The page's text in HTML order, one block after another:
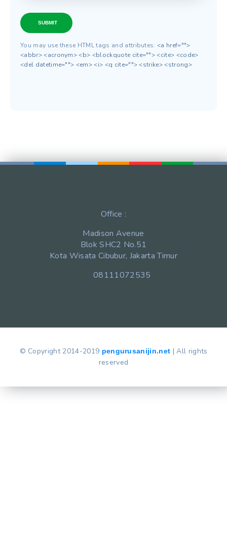
SUBMIT
You may use these HTML tags and attributes:<a href="">
<abbr> <acronym> <b> <blockquote cite=""> <cite> <code>
<del datetime=""> <em> <i> <q cite=""> <strike> <strong>
Office :
Madison Avenue
Blok SHC2 No.51
Kota Wisata Cibubur, Jakarta Timur
08111072535
© Copyright 2014-2019 pengurusanijin.net | All rights
reserved